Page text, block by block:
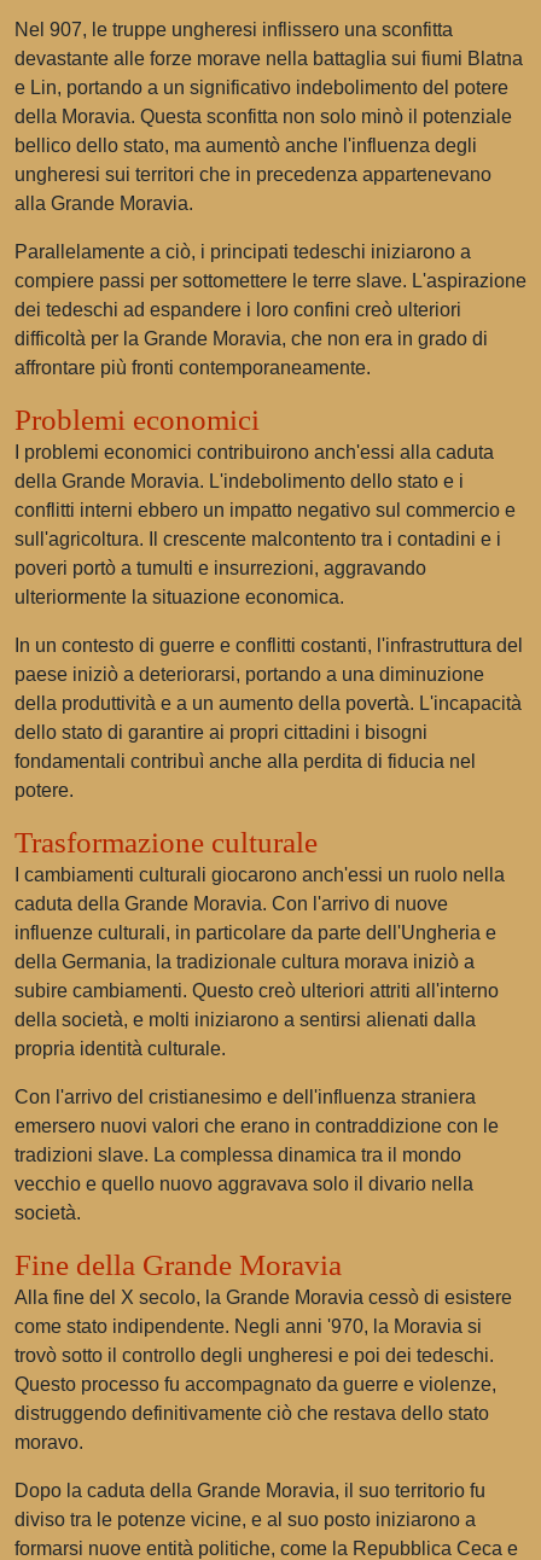
Nel 907, le truppe ungheresi inflissero una sconfitta
devastante alle forze morave nella battaglia sui fiumi Blatna
e Lin, portando a un significativo indebolimento del potere
della Moravia. Questa sconfitta non solo minò il potenziale
bellico dello stato, ma aumentò anche l'influenza degli
ungheresi sui territori che in precedenza appartenevano
alla Grande Moravia.
Parallelamente a ciò, i principati tedeschi iniziarono a
compiere passi per sottomettere le terre slave. L'aspirazione
dei tedeschi ad espandere i loro confini creò ulteriori
difficoltà per la Grande Moravia, che non era in grado di
affrontare più fronti contemporaneamente.
Problemi economici
I problemi economici contribuirono anch'essi alla caduta
della Grande Moravia. L'indebolimento dello stato e i
conflitti interni ebbero un impatto negativo sul commercio e
sull'agricoltura. Il crescente malcontento tra i contadini e i
poveri portò a tumulti e insurrezioni, aggravando
ulteriormente la situazione economica.
In un contesto di guerre e conflitti costanti, l'infrastruttura del
paese iniziò a deteriorarsi, portando a una diminuzione
della produttività e a un aumento della povertà. L'incapacità
dello stato di garantire ai propri cittadini i bisogni
fondamentali contribuì anche alla perdita di fiducia nel
potere.
Trasformazione culturale
I cambiamenti culturali giocarono anch'essi un ruolo nella
caduta della Grande Moravia. Con l'arrivo di nuove
influenze culturali, in particolare da parte dell'Ungheria e
della Germania, la tradizionale cultura morava iniziò a
subire cambiamenti. Questo creò ulteriori attriti all'interno
della società, e molti iniziarono a sentirsi alienati dalla
propria identità culturale.
Con l'arrivo del cristianesimo e dell'influenza straniera
emersero nuovi valori che erano in contraddizione con le
tradizioni slave. La complessa dinamica tra il mondo
vecchio e quello nuovo aggravava solo il divario nella
società.
Fine della Grande Moravia
Alla fine del X secolo, la Grande Moravia cessò di esistere
come stato indipendente. Negli anni '970, la Moravia si
trovò sotto il controllo degli ungheresi e poi dei tedeschi.
Questo processo fu accompagnato da guerre e violenze,
distruggendo definitivamente ciò che restava dello stato
moravo.
Dopo la caduta della Grande Moravia, il suo territorio fu
diviso tra le potenze vicine, e al suo posto iniziarono a
formarsi nuove entità politiche, come la Repubblica Ceca e